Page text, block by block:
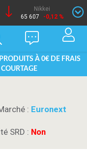
Nikkei
65 607
-0,12 %
À 0€ DE FRAIS
COURTAGE
: Euronext
SRD : Non